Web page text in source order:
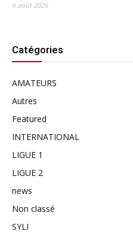
6 août 2026
Catégories
AMATEURS
Autres
Featured
INTERNATIONAL
LIGUE 1
LIGUE 2
news
Non classé
SYLI